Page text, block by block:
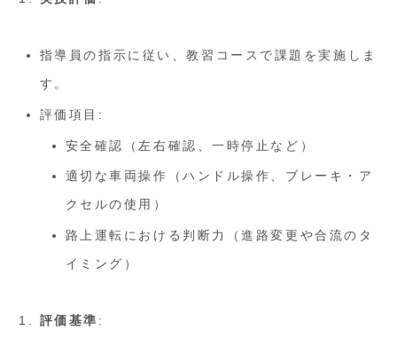
指導員の指示に従い、教習コースで課題を実施しま
す。
評価項目:
安全確認（左右確認、一時停止など）
適切な車両操作（ハンドル操作、ブレーキ・ア
クセルの使用）
路上運転における判断力（進路変更や合流のタ
イミング）
評価基準 :